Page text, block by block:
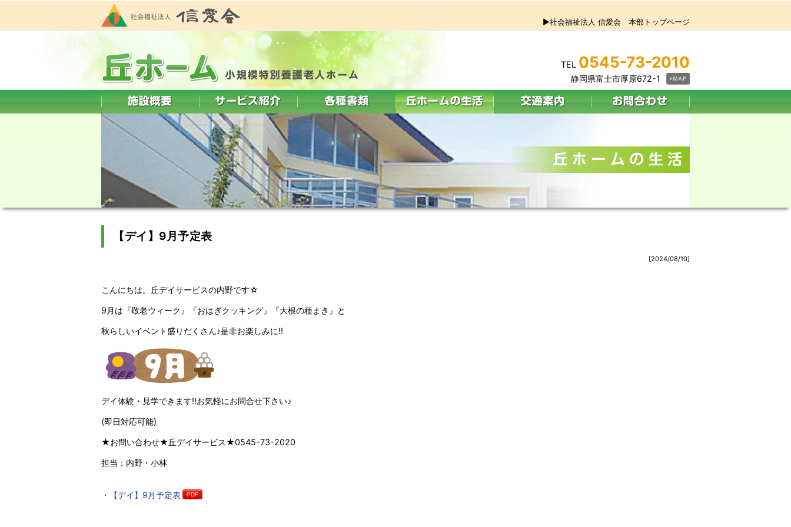
▶社会福祉法人 信愛会 本部トップページ
TEL 0545-73-2010
静岡県富士市厚原672-1
【デイ】9月予定表
[2024/08/10]
こんにちは。丘デイサービスの内野です☆
9月は『敬老ウィーク』『おはぎクッキング』『大根の種まき』と
秋らしいイベント盛りだくさん♪是非お楽しみに‼
デイ体験・見学できます‼お気軽にお問合せ下さい♪
(即日対応可能)
★お問い合わせ★丘デイサービス★0545-73-2020
担当：内野・小林
【デイ】9月予定表